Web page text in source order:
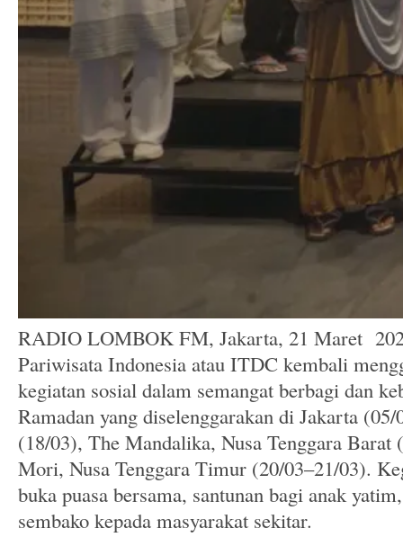
RADIO LOMBOK FM, Jakarta, 21 Maret
Pariwisata Indonesia atau ITDC kembali
kegiatan sosial dalam semangat berbagi dan
Ramadan yang diselenggarakan di Jakarta
(18/03), The Mandalika, Nusa Tenggara Barat
Mori, Nusa Tenggara Timur (20/03–21/03).
buka puasa bersama, santunan bagi anak
sembako kepada masyarakat sekitar.